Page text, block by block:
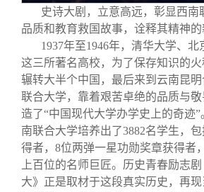
史诗大剧，立意高远，彰显西南
品质和教育救国故事，诠释其精神的
1937年至1946年，清华大学、北
这三所著名高校，为了保存知识的火
辗转大半个中国，最后来到云南昆
联合大学，靠着艰苦卓绝的品质与敬
造了“中国现代大学办学史上的奇迹
南联合大学培养出了3882名学生，
得者，8位两弹一星功勋奖章获得者
上百位的名师巨匠。历史青春励志
大》正是取材于这段真实历史，再